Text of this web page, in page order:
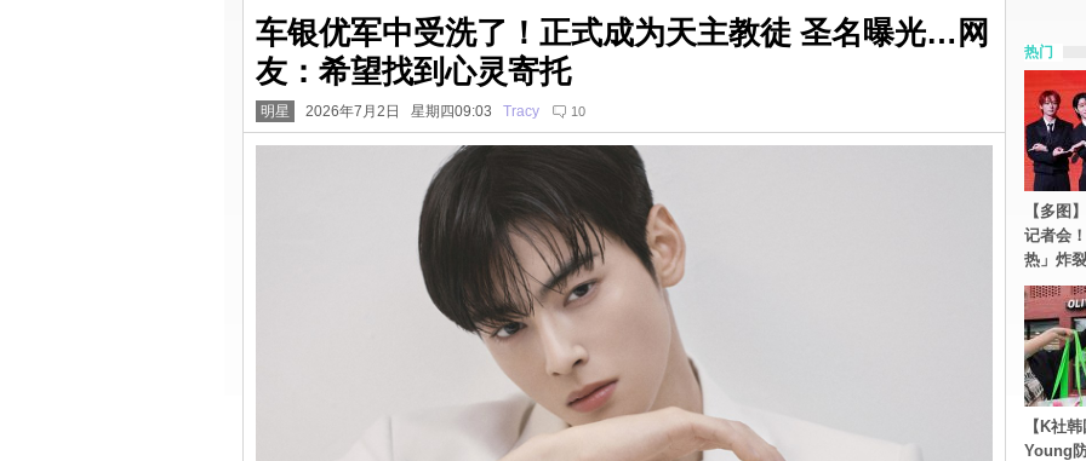
车银优军中受洗了！正式成为天主教徒 圣名曝光…网
友：希望找到心灵寄托
明星 2026年7月2日 星期四09:03 Tracy 10
热门
【多图
记者会
热」炸
【K社
Young